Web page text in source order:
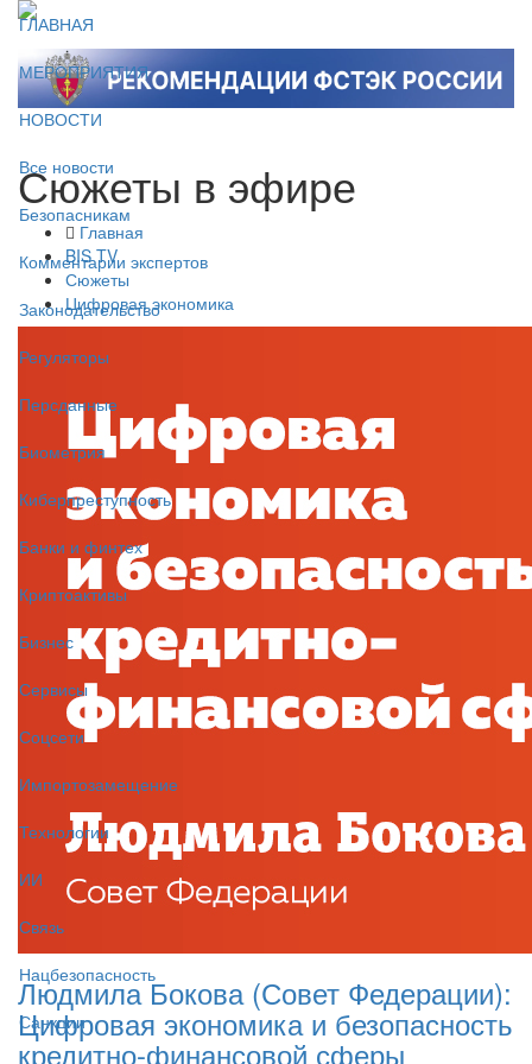
ГЛАВНАЯ
МЕРОПРИЯТИЯ
НОВОСТИ
Все новости
Безопасникам
Комментарии экспертов
Законодательство
Регуляторы
Персданные
Биометрия
Киберпреступность
Банки и финтех
Криптоактивы
Бизнес
Сервисы
Соцсети
Импортозамещение
Технологии
ИИ
Связь
Нацбезопасность
Санкции
Сюжеты в эфире
Главная
BIS TV
Сюжеты
Цифровая экономика
Людмила Бокова (Совет Федерации):
Цифровая экономика и безопасность
кредитно-финансовой сферы